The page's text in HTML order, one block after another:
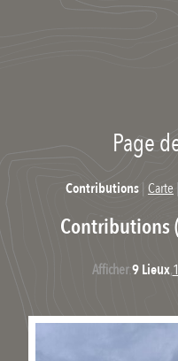
Page
Contributions Carte |
Contributions
Afficher:9 Lieux,